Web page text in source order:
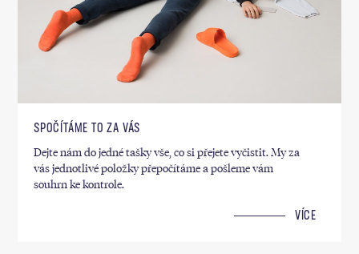
SPOČÍTÁME TO ZA VÁS
Dejte nám do jedné tašky vše, co si přejete vyčistit. My za
vás jednotlivé položky přepočítáme a pošleme vám
souhrn ke kontrole.
VÍCE